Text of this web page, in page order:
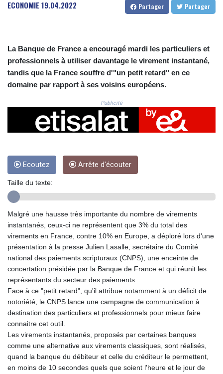
CRC 525.509359
CUC 1.156136
CZK 24.258158
DJF 205.46888
DKK 7.477932
DOP 67.345355
DZD 153.688625
EGP 57.293288
ERN 17.342035
ETB 184.982115
FJD 2.553384
GBP 0.856968
GEL 3.017966
GIP 0.859288
GMD 84.980421
GNF 10145.090599
GTQ 8.820142
GYD 241.849406
HKD 9.067746
HNL 31.077375
HRK 7.536622
HTG 151.150865
HUF 363.096405
IDR 20580.370421
IMP 0.859288
INR 109.992259
IQD 1515.115748
IRR
ECONOMIE19.04.2022 Partager Partager
La Banque de France a encouragé mardi les particuliers et
professionnels à utiliser davantage le virement instantané,
tandis que la France souffre d'"un petit retard" en ce
domaine par rapport à ses voisins européens.
Publicité
Ecoutez Arrête d'écouter
Taille du texte:
Malgré une hausse très importante du nombre de virements
instantanés, ceux-ci ne représentent que 3% du total des
virements en France, contre 10% en Europe, a déploré lors d'une
présentation à la presse Julien Lasalle, secrétaire du Comité
national des paiements scripturaux (CNPS), une enceinte de
concertation présidée par la Banque de France et qui réunit les
représentants du secteur des paiements.
Face à ce "petit retard", qu'il attribue notamment à un déficit de
notoriété, le CNPS lance une campagne de communication à
destination des particuliers et professionnels pour mieux faire
connaitre cet outil.
Les virements instantanés, proposés par certaines banques
comme une alternative aux virements classiques, sont réalisés,
quand la banque du débiteur et celle du créditeur le permettent,
en moins de 10 secondes quels que soient l'heure et le jour de